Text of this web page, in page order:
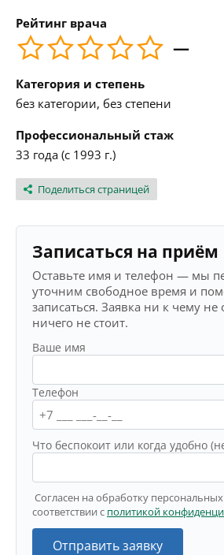
Рейтинг врача
—
Категория и степень
без категории, без степени
Профессиональный стаж
33 года (с 1993 г.)
Поделиться страницей
Записаться на приём
Оставьте имя и телефон — мы
уточним свободное время и
записаться. Заявка ни к чему не
ничего не стоит.
Ваше имя
Телефон
Что беспокоит или когда удобно
Согласен на обработку
соответствии с политикой
Отправить заявку